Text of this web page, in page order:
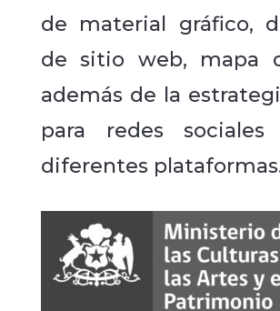
de material gráfico,
de sitio web, mapa
además de la
para redes
diferentes